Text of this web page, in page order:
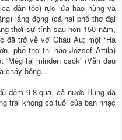
dân tộc) rực lửa hào hùng và
lắng đọng (cả hai phổ thơ đại
thời sự tính sau hơn 150 năm,
đã trở về với Châu Âu; một “Ha
phổ thơ thi hào József Attila)
fáj minden csók” (Vẫn đau
cháy bỏng...
đêm 9-8 qua, cả nước Hung đã
trai không có tuổi của ban nhạc